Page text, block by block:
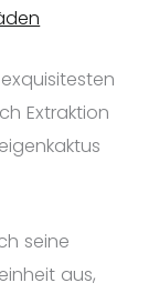
Extraktion
seine
aus,